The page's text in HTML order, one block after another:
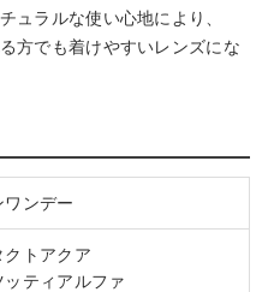
ュラルな使い心地により、
方でも着けやすいレンズにな
ワンデー
クトアクア
ッティアルファ